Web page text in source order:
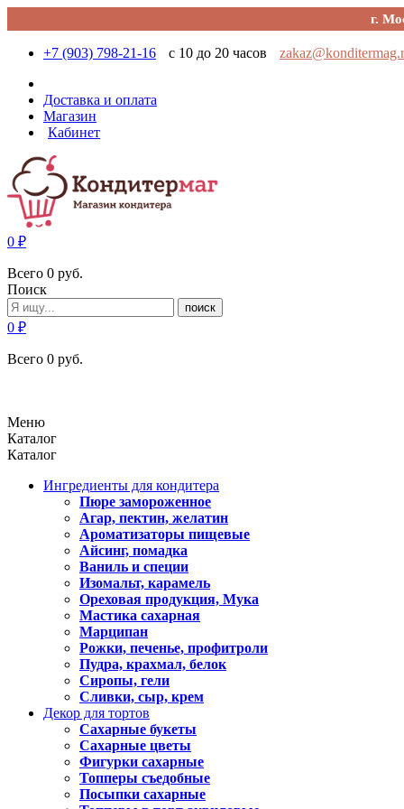
г.
+7 (903) 798-21-16 с 10 до 20 часов
Доставка и оплата
Магазин
Кабинет
0 ₽
Всего 0 руб.
Поиск
поиск
0 ₽
Всего 0 руб.
Меню
Каталог
Каталог
Ингредиенты для кондитера
Пюре замороженное
Агар, пектин, желатин
Ароматизаторы пищевые
Айсинг, помадка
Ваниль и специи
Изомальт, карамель
Ореховая продукция, Мука
Мастика сахарная
Марципан
Рожки, печенье, профитроли
Пудра, крахмал, белок
Сиропы, гели
Сливки, сыр, крем
Декор для тортов
Сахарные букеты
Сахарные цветы
Фигурки сахарные
Топперы съедобные
Посыпки сахарные